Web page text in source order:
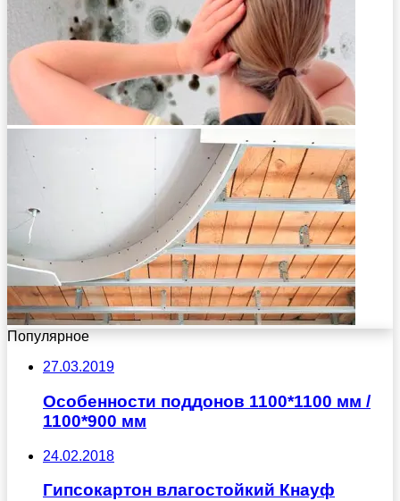
Популярное
27.03.2019
Особенности поддонов 1100*1100 мм /
1100*900 мм
24.02.2018
Гипсокартон влагостойкий Кнауф